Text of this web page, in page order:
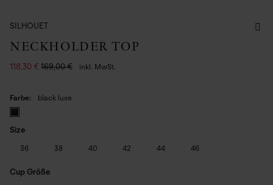
SILHOUET
NECKHOLDER TOP
118,30 € 169,00 € inkl. MwSt.
Farbe black luxe
Size
36
38 40 42 44 46
Cup Größe